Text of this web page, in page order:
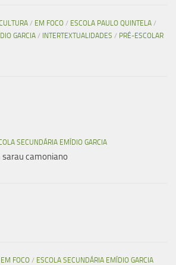
/ EM FOCO / ESCOLA PAULO QUINTELA /
GARCIA / INTERTEXTUALIDADES / PRÉ-ESCOLAR
SECUNDÁRIA EMÍDIO GARCIA
camoniano
EM FOCO / ESCOLA SECUNDÁRIA EMÍDIO GARCIA